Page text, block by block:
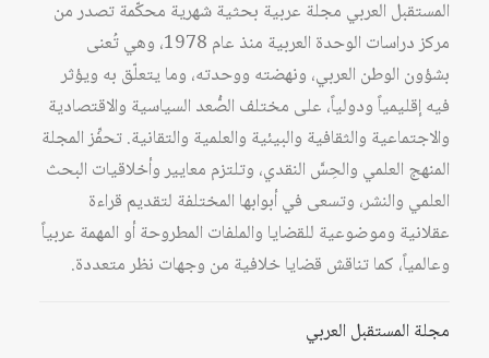
المستقبل العربي مجلة عربية بحثية شهرية محكّمة تصدر من
مركز دراسات الوحدة العربية منذ عام 1978، وهي تُعنى
بشؤون الوطن العربي، ونهضته ووحدته، وما يتعلّق به ويؤثر
فيه إقليمياً ودولياً، على مختلف الصُّعد السياسية والاقتصادية
والاجتماعية والثقافية والبيئية والعلمية والتقانية. تحفِّز المجلة
المنهج العلمي والحِسَّ النقدي، وتلتزم معايير وأخلاقيات البحث
العلمي والنشر، وتسعى في أبوابها المختلفة لتقديم قراءة
عقلانية وموضوعية للقضايا والملفات المطروحة أو المهمة عربياً
وعالمياً، كما تناقش قضايا خلافية من وجهات نظر متعددة.
مجلة المستقبل العربي